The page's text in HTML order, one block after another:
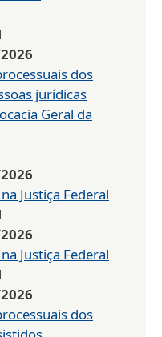
dos
jurídicas
Geral da
Justiça Federal
Justiça Federal
dos